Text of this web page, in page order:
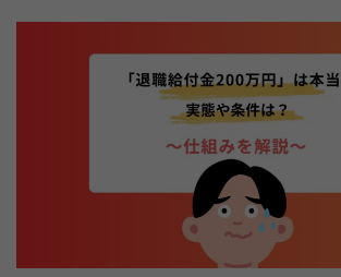
給付金がもらえる転職支援を活用する方
1年以上ご通院を続けている方
法人ご担当者・インフルエンサーの方